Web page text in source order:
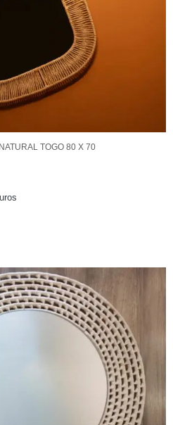
TOGO 80 X 70